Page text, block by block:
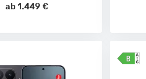
ab 1.449 €